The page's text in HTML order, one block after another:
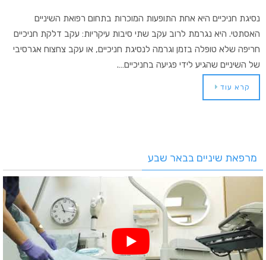
נסיגת חניכיים היא אחת התופעות המוכרות בתחום רפואת השיניים
האסתטי. היא נגרמת לרוב עקב שתי סיבות עיקריות: עקב דלקת חניכיים
חריפה שלא טופלה בזמן וגרמה לנסיגת חניכיים, או עקב צחצוח אגרסיבי
של השיניים שהגיע לידי פגיעה בחניכיים….
קרא עוד
מרפאת שיניים בבאר שבע